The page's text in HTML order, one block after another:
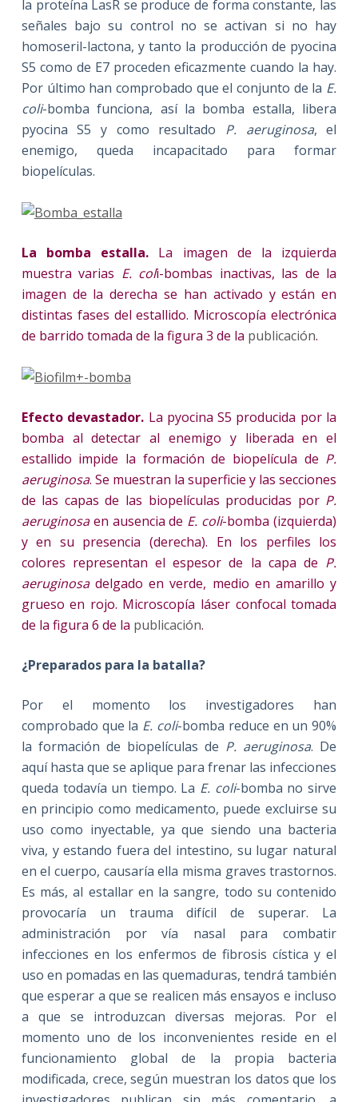
la proteína LasR se produce de forma constante, las
señales bajo su control no se activan si no hay
homoseril-lactona, y tanto la producción de pyocina
S5 como de E7 proceden eficazmente cuando la hay.
Por último han comprobado que el conjunto de la E.
coli-bomba funciona, así la bomba estalla, libera
pyocina S5 y como resultado P. aeruginosa, el
enemigo, queda incapacitado para formar
biopelículas.
La bomba estalla. La imagen de la izquierda
muestra varias E. coli-bombas inactivas, las de la
imagen de la derecha se han activado y están en
distintas fases del estallido. Microscopía electrónica
de barrido tomada de la figura 3 de la publicación.
Efecto devastador. La pyocina S5 producida por la
bomba al detectar al enemigo y liberada en el
estallido impide la formación de biopelícula de P.
aeruginosa. Se muestran la superficie y las secciones
de las capas de las biopelículas producidas por P.
aeruginosaen ausencia de E. coli-bomba (izquierda)
y en su presencia (derecha). En los perfiles los
colores representan el espesor de la capa de P.
aeruginosadelgado en verde, medio en amarillo y
grueso en rojo. Microscopía láser confocal tomada
de la figura 6 de la publicación.
¿Preparados para la batalla?
Por el momento los investigadores han
comprobado que la E. coli-bomba reduce en un 90%
la formación de biopelículas de P. aeruginosa. De
aquí hasta que se aplique para frenar las infecciones
queda todavía un tiempo. La E. coli-bomba no sirve
en principio como medicamento, puede excluirse su
uso como inyectable, ya que siendo una bacteria
viva, y estando fuera del intestino, su lugar natural
en el cuerpo, causaría ella misma graves trastornos.
Es más, al estallar en la sangre, todo su contenido
provocaría un trauma difícil de superar. La
administración por vía nasal para combatir
infecciones en los enfermos de fibrosis cística y el
uso en pomadas en las quemaduras, tendrá también
que esperar a que se realicen más ensayos e incluso
a que se introduzcan diversas mejoras. Por el
momento uno de los inconvenientes reside en el
funcionamiento global de la propia bacteria
modificada, crece, según muestran los datos que los